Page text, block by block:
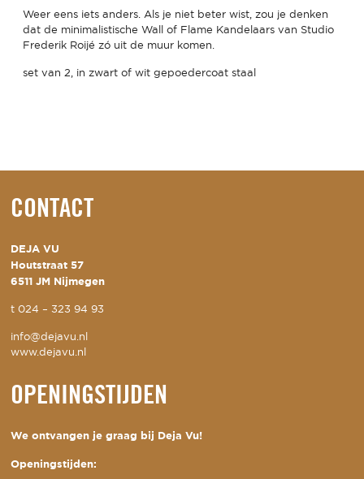
Weer eens iets anders. Als je niet beter wist, zou je denken
dat de minimalistische Wall of Flame Kandelaars van Studio
Frederik Roijé zó uit de muur komen.
set van 2, in zwart of wit gepoedercoat staal
CONTACT
DEJA VU
Houtstraat 57
6511 JM Nijmegen
t024 – 323 94 93
info@dejavu.nl
www.dejavu.nl
OPENINGSTIJDEN
We ontvangen je graag bij Deja Vu!
Openingstijden: